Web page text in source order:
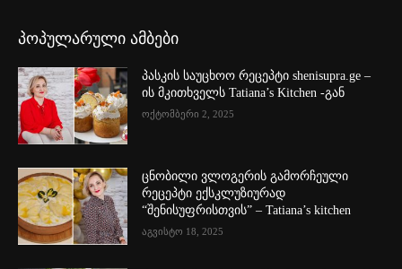
პოპულარული ამბები
პასკის საუცხოო რეცეპტი shenisupra.ge –
ის მკითხველს Tatiana’s Kitchen -გან
ოქტომბერი 2, 2025
ცნობილი ვლოგერის გამორჩეული
რეცეპტი ექსკლუზიურად
“შენისუფრისთვის” – Tatiana’s kitchen
აგვისტო 18, 2025